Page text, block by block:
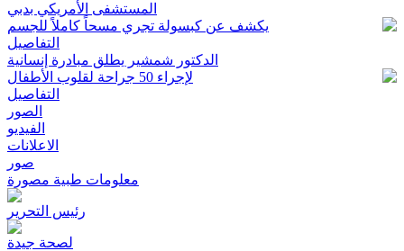
المستشفى الأمريكي بدبي
يكشف عن كبسولة تجري مسحاً كاملاً للجسم
التفاصيل
الدكتور شمشير يطلق مبادرة إنسانية
لإجراء 50 جراحة لقلوب الأطفال
التفاصيل
الصور
الفيديو
الاعلانات
صور
معلومات طبية مصورة
رئيس التحرير
لصحة جيدة